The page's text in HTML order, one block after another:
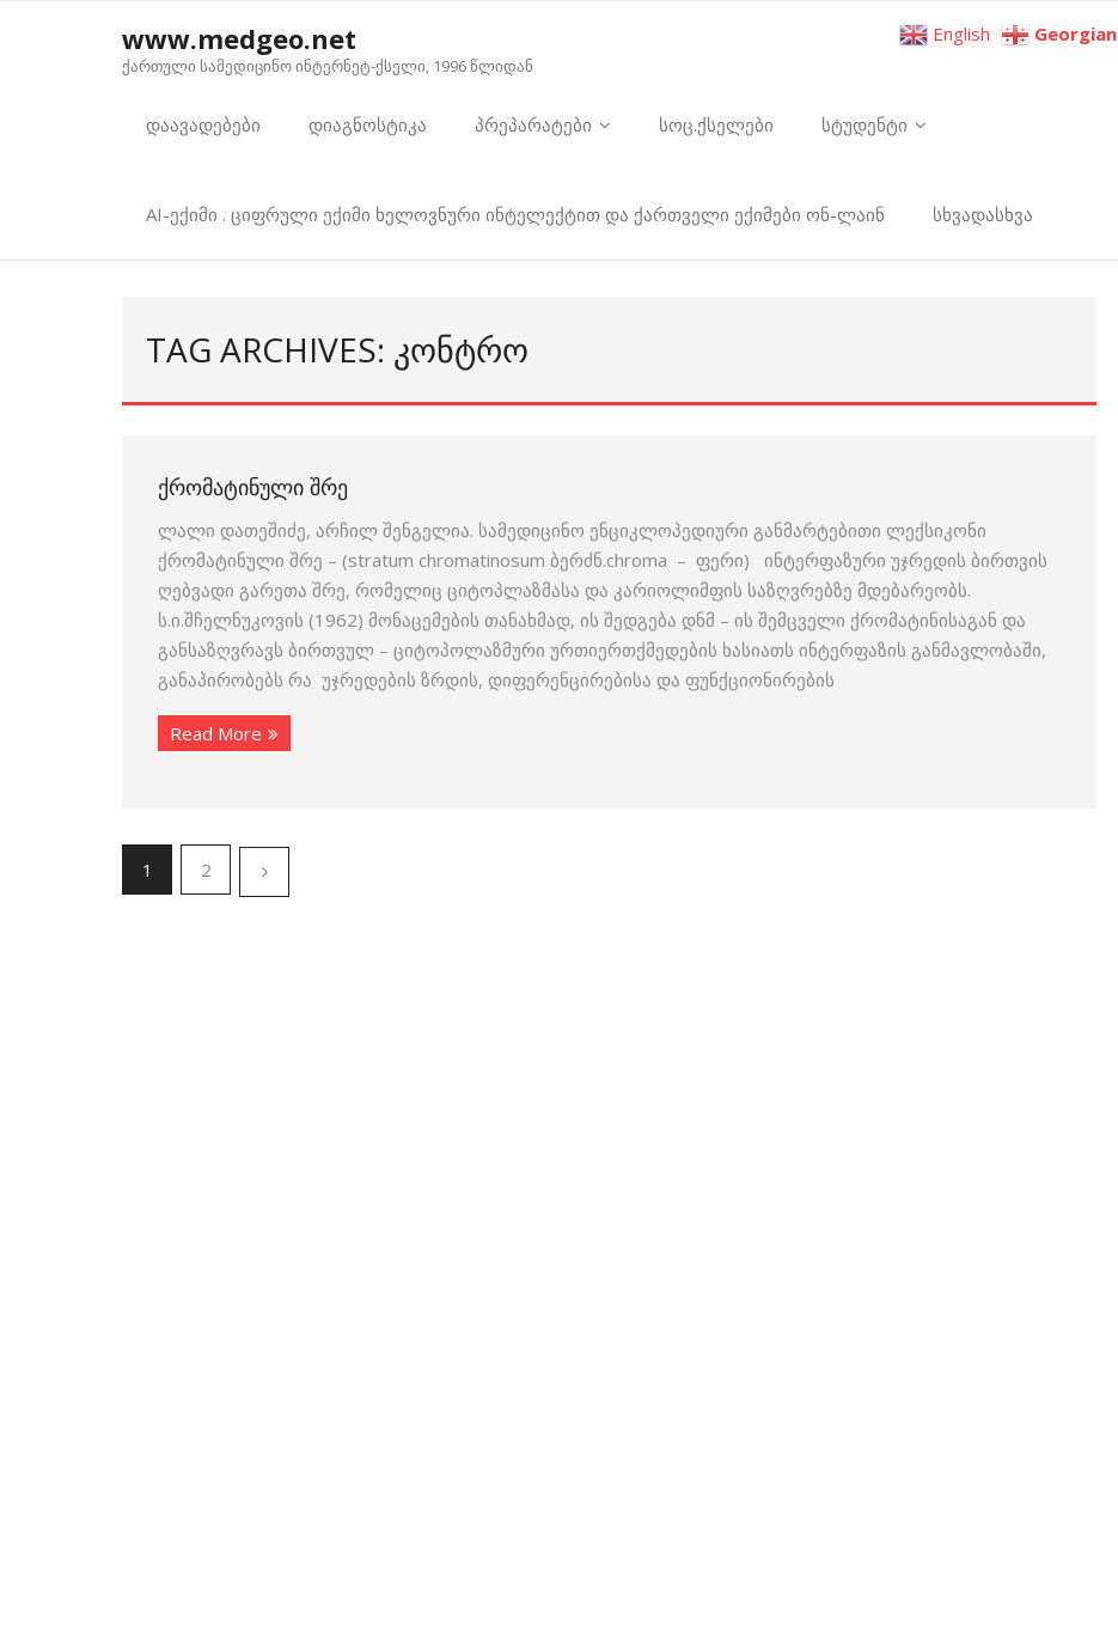
www.medgeo.net
ქართული სამედიცინო ინტერნეტ-ქსელი, 1996 წლიდან
დაავადებები დიაგნოსტიკა პრეპარატები სოც.ქსელები სტუდენტი
AI-ექიმი . ციფრული ექიმი ხელოვნური ინტელექტით და ქართველი ექიმები ონ-ლაინ სხვადასხვა
TAG ARCHIVES: ᲙᲝᲜᲢᲠᲝ
ᲥᲠᲝᲛᲐᲢᲘᲜᲣᲚᲘ ᲨᲠᲔ
ლალი დათეშიძე, არჩილ შენგელია. სამედიცინო ენციკლოპედიური განმარტებითი ლექსიკონი
ქრომატინული შრე – (stratum chromatinosum ბერძნ.chroma – ფერი) ინტერფაზური უჯრედის ბირთვის
ღებვადი გარეთა შრე, რომელიც ციტოპლაზმასა და კარიოლიმფის საზღვრებზე მდებარეობს.
ს.ი.შჩელნუკოვის (1962) მონაცემების თანახმად, ის შედგება დნმ – ის შემცველი ქრომატინისაგან და
განსაზღვრავს ბირთვულ – ციტოპოლაზმური ურთიერთქმედების ხასიათს ინტერფაზის განმავლობაში,
განაპირობებს რა უჯრედების ზრდის, დიფერენცირებისა და ფუნქციონირების
Read More
1 2
English Georgian